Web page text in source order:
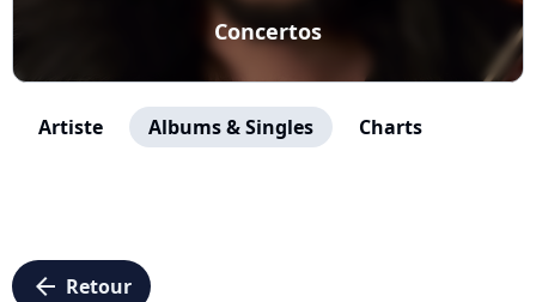
Concertos
Artiste Albums & Singles Charts
arrow_left Retour